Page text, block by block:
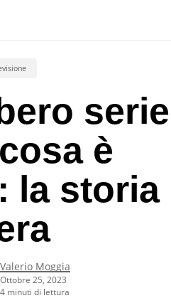
serie
è
la storia
Valerio Moggia
Ottobre 25, 2023
4 minuti di lettura